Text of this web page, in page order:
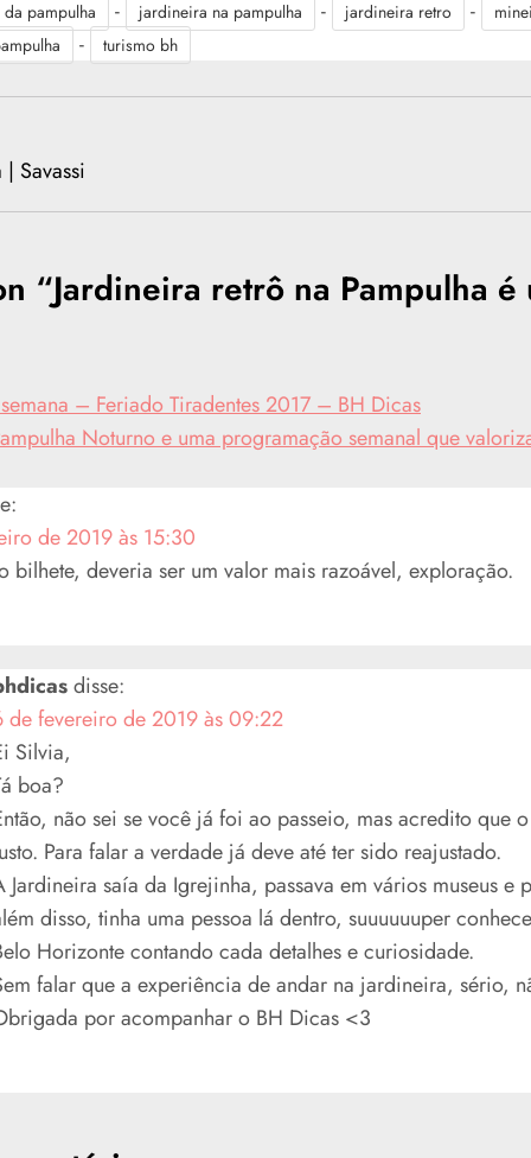
pampulha
- jardineira na pampulha - jardineira retro -
- turismo bh
Savassi
“Jardineira retrô na Pampulha é
– Feriado Tiradentes 2017 – BH Dicas
Noturno e uma programação semanal que
de 2019 às 15:30
bilhete, deveria ser um valor mais razoável, exploração.
disse:
de fevereiro de 2019 às 09:22
Silvia,
boa?
não sei se você já foi ao passeio, mas acredito que
Para falar a verdade já deve até ter sido reajustado.
Jardineira saía da Igrejinha, passava em vários museus e
disso, tinha uma pessoa lá dentro, suuuuuuper
Horizonte contando cada detalhes e curiosidade.
falar que a experiência de andar na jardineira, sério,
por acompanhar o BH Dicas <3